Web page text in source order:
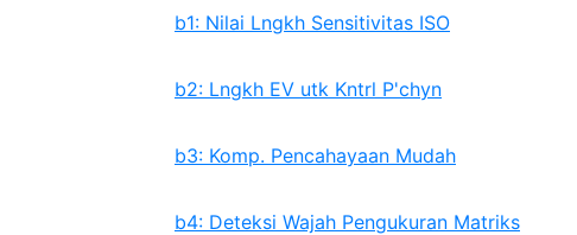
b1: Nilai Lngkh Sensitivitas ISO
b2: Lngkh EV utk Kntrl P'chyn
b3: Komp. Pencahayaan Mudah
b4: Deteksi Wajah Pengukuran Matriks